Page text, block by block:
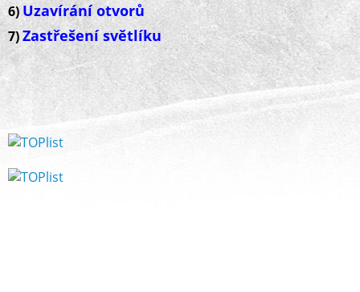
6) Uzavírání otvorů
7)Zastřešení světlíku